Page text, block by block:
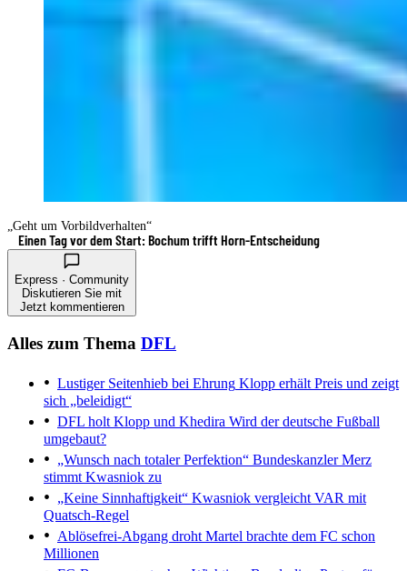
„Geht um Vorbildverhalten“
Einen Tag vor dem Start: Bochum trifft Horn-Entscheidung
Express · Community
Diskutieren Sie mit
Jetzt kommentieren
Alles zum Thema DFL
Lustiger Seitenhieb bei Ehrung Klopp erhält Preis und zeigt
sich „beleidigt“
DFL holt Klopp und Khedira Wird der deutsche Fußball
umgebaut?
„Wunsch nach totaler Perfektion“ Bundeskanzler Merz
stimmt Kwasniok zu
„Keine Sinnhaftigkeit“ Kwasniok vergleicht VAR mit
Quatsch-Regel
Ablösefrei-Abgang droht Martel brachte dem FC schon
Millionen